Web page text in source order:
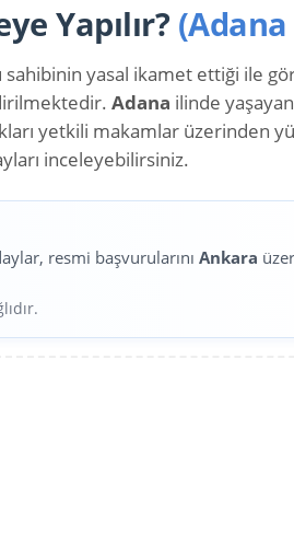
Yapılır?
sahibinin yasal ikamet ettiği ile
Adana ilinde
yetkili makamlar üzerinden
inceleyebilirsiniz.
resmi başvurularınıAnkara